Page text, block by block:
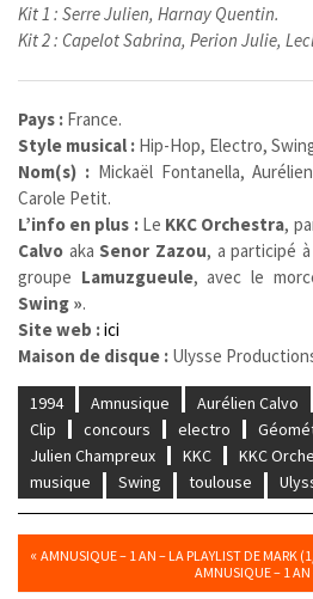
Kit 1 : Serre Julien, Harnay Quentin.
Kit 2 : Capelot Sabrina, Perion Julie,
Pays : France.
Style musical : Hip-Hop, Electro,
Nom(s) :Mickaël Fontanella,
Carole Petit.
L’info en plus :Le KKC Orchestra,
Calvo akaSenor Zazou, a participé à
groupe Lamuzgueule, avec le
Swing ».
Site web :ici
Maison de disque : Ulysse
1994 Amnusique Aurélien Calvo
Clip
concours electro
Julien Champreux
KKC KKC
musique
Swing toulouse
« AMNUSIQUE – 1 AN – LA PLAYLIST DE MARK
AMNUSIQUE – 1 AN